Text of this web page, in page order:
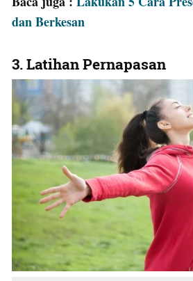
dan Berkesan
3. Latihan Pernapasan